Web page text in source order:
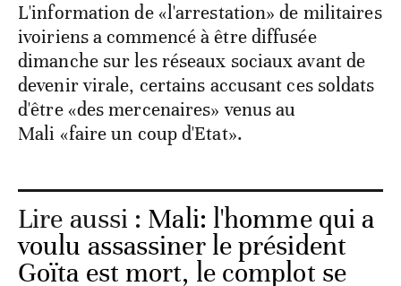
L'information de «l'arrestation» de militaires
ivoiriens a commencé à être diffusée
dimanche sur les réseaux sociaux avant de
devenir virale, certains accusant ces soldats
d'être «des mercenaires» venus au
Mali «faire un coup d'Etat».
Lire aussi : Mali: l'homme qui a
voulu assassiner le président
Goïta est mort, le complot se